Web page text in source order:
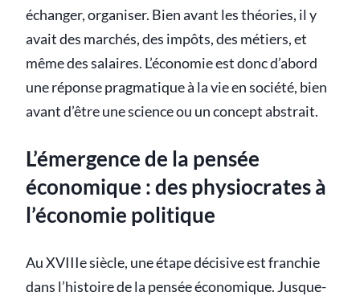
échanger, organiser. Bien avant les théories, il y
avait des marchés, des impôts, des métiers, et
même des salaires. L’économie est donc d’abord
une réponse pragmatique à la vie en société, bien
avant d’être une science ou un concept abstrait.
L’émergence de la pensée
économique : des physiocrates à
l’économie politique
Au XVIIIe siècle, une étape décisive est franchie
dans l’histoire de la pensée économique. Jusque-